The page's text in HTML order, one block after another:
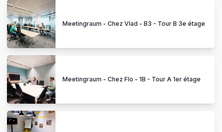
Meetingraum - Chez Vlad - B3 - Tour B 3e étage
Meetingraum - Chez Flo - 1B - Tour A 1er étage